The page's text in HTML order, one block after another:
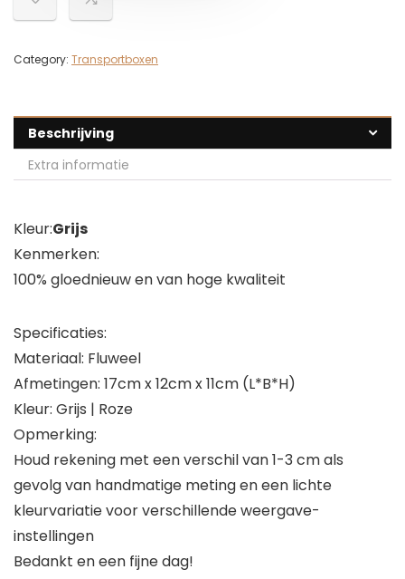
Category: Transportboxen
Beschrijving
Extra informatie
Kleur:Grijs
Kenmerken:
100% gloednieuw en van hoge kwaliteit
Specificaties:
Materiaal: Fluweel
Afmetingen: 17cm x 12cm x 11cm (L*B*H)
Kleur: Grijs | Roze
Opmerking:
Houd rekening met een verschil van 1-3 cm als
gevolg van handmatige meting en een lichte
kleurvariatie voor verschillende weergave-
instellingen
Bedankt en een fijne dag!